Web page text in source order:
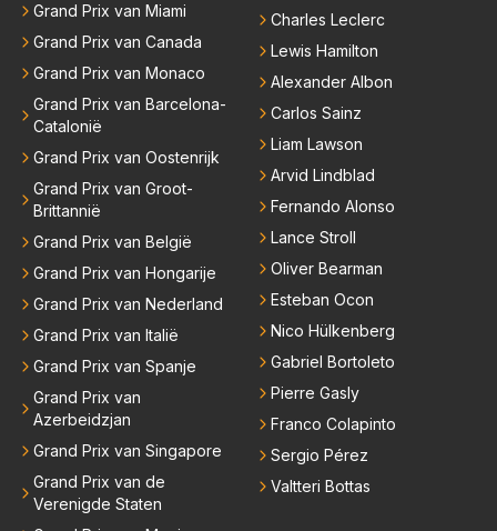
Grand Prix van Miami
Grand Prix van Canada
Grand Prix van Monaco
Grand Prix van Barcelona-
Catalonië
Grand Prix van Oostenrijk
Grand Prix van Groot-
Brittannië
Grand Prix van België
Grand Prix van Hongarije
Grand Prix van Nederland
Grand Prix van Italië
Grand Prix van Spanje
Grand Prix van
Azerbeidzjan
Grand Prix van Singapore
Grand Prix van de
Verenigde Staten
Charles Leclerc
Lewis Hamilton
Alexander Albon
Carlos Sainz
Liam Lawson
Arvid Lindblad
Fernando Alonso
Lance Stroll
Oliver Bearman
Esteban Ocon
Nico Hülkenberg
Gabriel Bortoleto
Pierre Gasly
Franco Colapinto
Sergio Pérez
Valtteri Bottas